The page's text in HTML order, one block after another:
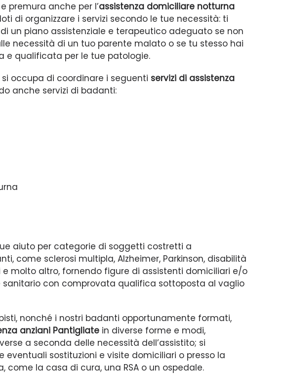
premura anche per l’assistenza domiciliare notturna
di organizzare i servizi secondo le tue necessità: ti
un piano assistenziale e terapeutico adeguato se non
necessità di un tuo parente malato o se tu stesso hai
e qualificata per le tue patologie.
si occupa di coordinare i seguenti servizi di assistenza
anche servizi di badanti:
aiuto per categorie di soggetti costretti a
come sclerosi multipla, Alzheimer, Parkinson, disabilità
molto altro, fornendo figure di assistenti domiciliari e/o
sanitario con comprovata qualifica sottoposta al vaglio
nonché i nostri badanti opportunamente formati,
anziani Pantigliate in diverse forme e modi,
a seconda delle necessità dell’assistito; si
eventuali sostituzioni e visite domiciliari o presso la
la casa di cura, una RSA o un ospedale.